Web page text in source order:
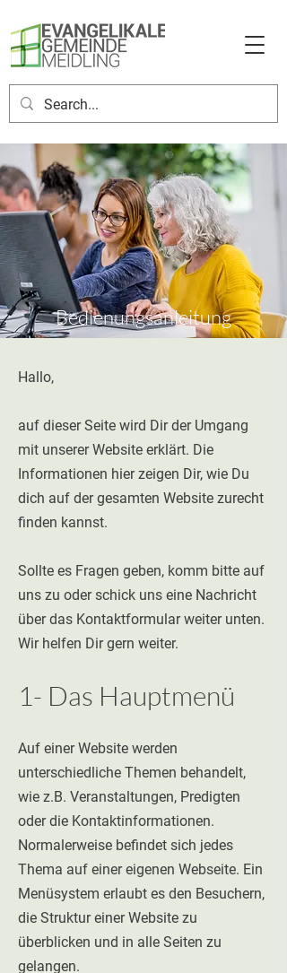
Bedienungsanleitung
Hallo,
auf dieser Seite wird Dir der Umgang
mit unserer Website erklärt. Die
Informationen hier zeigen Dir, wie Du
dich auf der gesamten Website zurecht
finden kannst.
Sollte es Fragen geben, komm bitte auf
uns zu oder schick uns eine Nachricht
über das Kontaktformular weiter unten.
Wir helfen Dir gern weiter.
1- Das Hauptmenü
Auf einer Website werden
unterschiedliche Themen behandelt,
wie z.B. Veranstaltungen, Predigten
oder die Kontaktinformationen.
Normalerweise befindet sich jedes
Thema auf einer eigenen Webseite. Ein
Menüsystem erlaubt es den Besuchern,
die Struktur einer Website zu
überblicken und in alle Seiten zu
gelangen.